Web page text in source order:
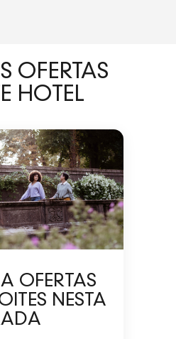
OFERTAS
HOTEL
OFERTAS
NESTA